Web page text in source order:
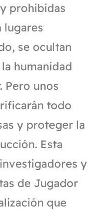
prohibidas
lugares
se ocultan
humanidad
Pero unos
todo
y proteger la
Esta
y
de Jugador
que